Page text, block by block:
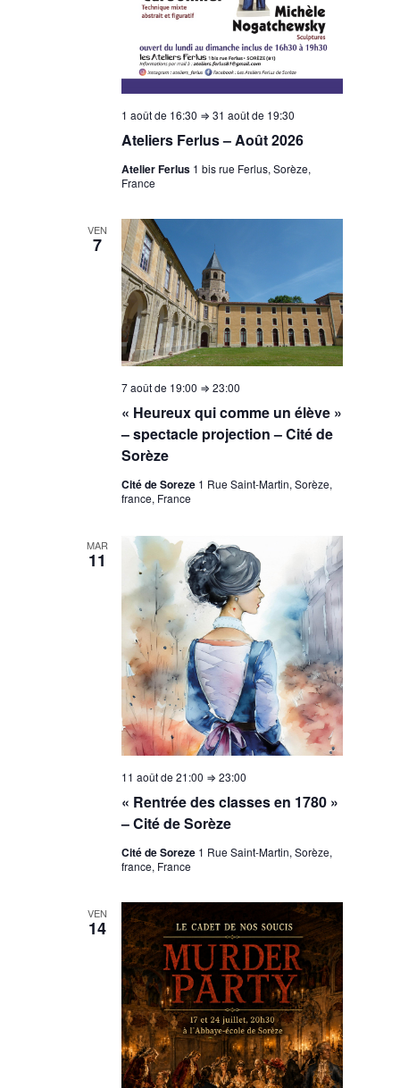
Ateliers Ferlus – Août 2026
1 août de 16:30 ⇒31 août de 19:30
Atelier Ferlus 1 bis rue Ferlus, Sorèze,
France
VEN
7
« Heureux qui comme un élève »
– spectacle projection – Cité de
Sorèze
7 août de 19:00 ⇒23:00
Cité de Soreze 1 Rue Saint-Martin, Sorèze,
france, France
MAR
11
« Rentrée des classes en 1780 »
– Cité de Sorèze
11 août de 21:00 ⇒23:00
Cité de Soreze 1 Rue Saint-Martin, Sorèze,
france, France
VEN
14